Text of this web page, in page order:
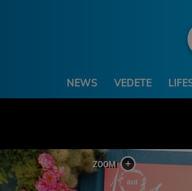
NEWS VEDETE